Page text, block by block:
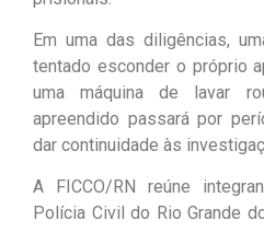
Em uma das diligências,
tentado esconder o próprio
uma máquina de lavar
apreendido passará por
dar continuidade às
A FICCO/RN reúne
Polícia Civil do Rio Grande